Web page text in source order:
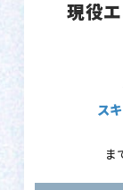
現役
ス
ま